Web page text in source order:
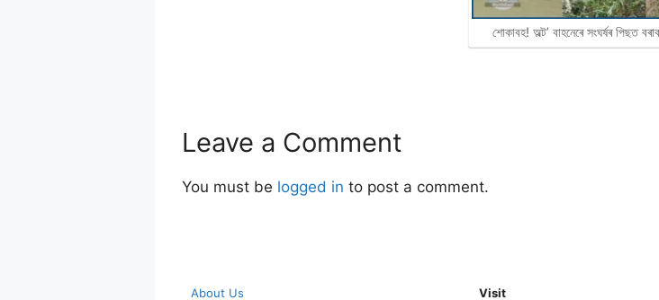
শোকাবহ! অল্ট’ বাহনেৰে সংঘৰ্ষৰ পিছত
Leave a Comment
You must be logged in to post a comment.
About Us Visit